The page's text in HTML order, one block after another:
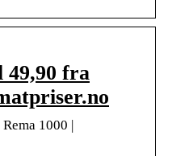
49,90 fra
1000 |